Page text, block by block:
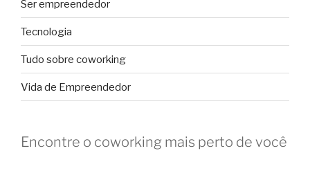
Ser empreendedor
Tecnologia
Tudo sobre coworking
Vida de Empreendedor
Encontre o coworking mais perto de você